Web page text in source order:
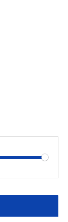
Volume